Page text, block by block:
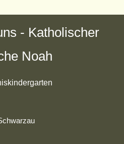
- Katholischer
Noah